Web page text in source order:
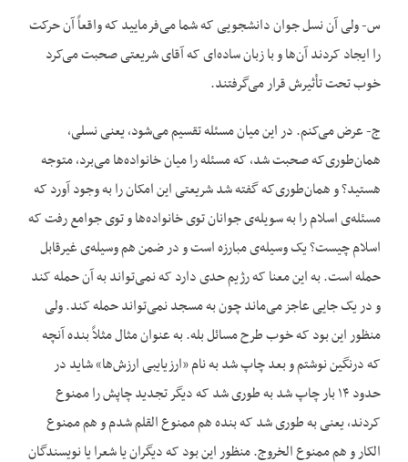
س- ولی آن نسل جوان دانشجویی که شما می‌فرمایید که واقعاً آن حرکت
را ایجاد کردند آن‌ها و با زبان ساده‌ای که آقای شریعتی صحبت می‌کرد
خوب تحت تأثیرش قرار می‌گرفتند.
ج- عرض می‌کنم. در این میان مسئله تقسیم می‌شود، یعنی نسلی،
همان‌طوری‌که صحبت شد، که مسئله را میان خانواده‌ها می‌برد، متوجه
هستید؟ و همان‌طوری‌که گفته شد شریعتی این امکان را به وجود آورد که
مسئله‌ی اسلام را به سویله‌ی جوانان توی خانواده‌ها و توی جوامع رفت که
اسلام چیست؟ یک وسیله‌ی مبارزه است و در ضمن هم وسیله‌ی غیرقابل
حمله است. به این معنا که رژیم حدی دارد که نمی‌تواند به آن حمله کند
و در یک جایی عاجز می‌ماند چون به مسجد نمی‌تواند حمله کند. ولی
منظور این بود که خوب طرح مسائل بله. به عنوان مثال مثلاً بنده آنچه
که درنگین نوشتم و بعد چاپ شد به نام «ارزیایبی ارزش‌ها» شاید در
حدود ۱۴ بار چاپ شد به طوری شد که دیگر تجدید چاپش را ممنوع
کردند، یعنی به طوری شد که بنده هم ممنوع القلم شدم و هم ممنوع
الکار و هم ممنوع الخروج. منظور این بود که دیگران یا شعرا یا نویسندگان